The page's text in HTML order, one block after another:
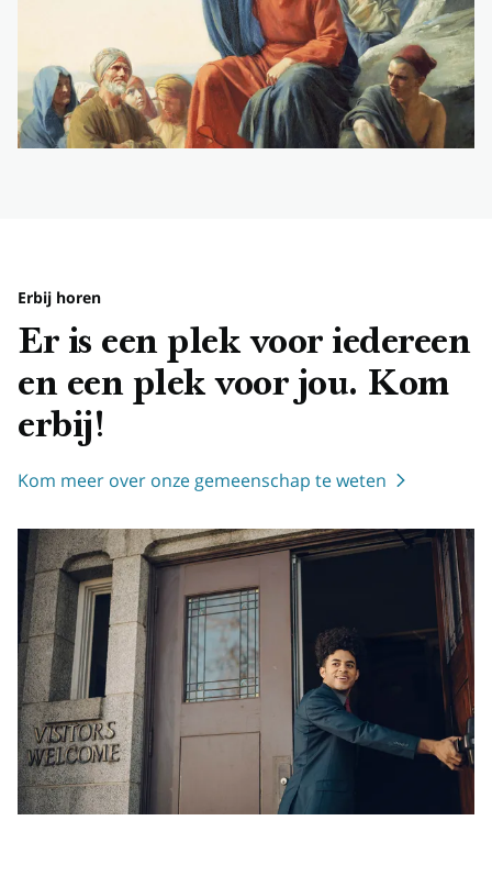
Erbij horen
Er is een plek voor iedereen
en een plek voor jou. Kom
erbij!
Kom meer over onze gemeenschap te weten